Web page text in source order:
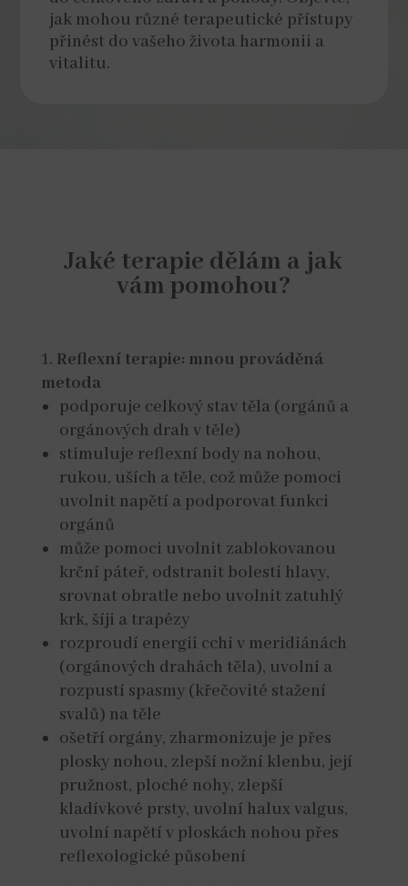
jak mohou různé terapeutické přístupy
přinést do vašeho života harmonii a
vitalitu.
Jaké terapie dělám a jak
vám pomohou?
Reflexní terapie: mnou prováděná
metoda
podporuje celkový stav těla (orgánů a
orgánových drah v těle)
stimuluje reflexní body na nohou,
rukou, uších a těle, což může pomoci
uvolnit napětí a podporovat funkci
orgánů
může pomoci uvolnit zablokovanou
krční páteř, odstranit bolesti hlavy,
srovnat obratle nebo uvolnit zatuhlý
krk, šíji a trapézy
rozproudí energii cchi v meridiánách
(orgánových drahách těla), uvolní a
rozpustí spasmy (křečovité stažení
svalů) na těle
ošetří orgány, zharmonizuje je přes
plosky nohou, zlepší nožní klenbu, její
pružnost, ploché nohy, zlepší
kladívkové prsty, uvolní halux valgus,
uvolní napětí v ploskách nohou přes
reflexologické působení